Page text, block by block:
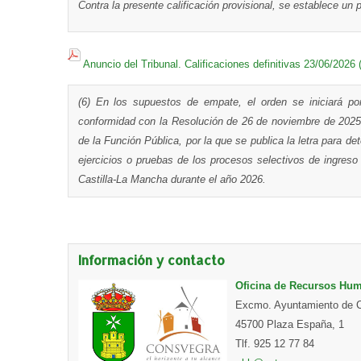
Contra la presente calificación provisional, se establece un
Anuncio del Tribunal. Calificaciones definitivas 23/06/2026
(6) En los supuestos de empate, el orden se iniciará
conformidad con la Resolución de 26 de noviembre de
de la Función Pública, por la que se publica la letra para
ejercicios o pruebas de los procesos selectivos de
Castilla-La Mancha durante el año 2026.
Información y contacto
Oficina de Recursos
Excmo. Ayuntamiento de
45700 Plaza España, 1
Tlf. 925 12 77 84